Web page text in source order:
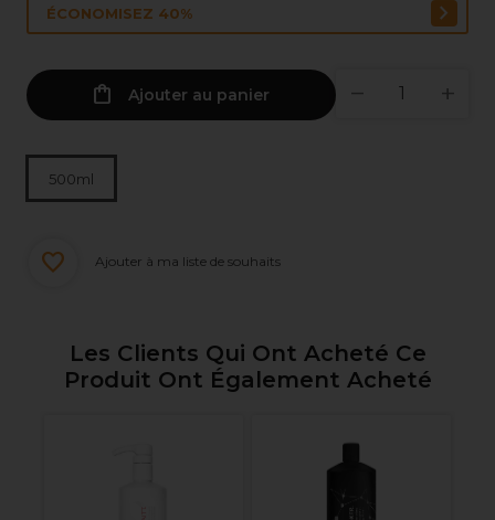
ÉCONOMISEZ 40%
Ajouter au panier
500ml
Ajouter à ma liste de souhaits
Les Clients Qui Ont Acheté Ce
Produit Ont Également Acheté